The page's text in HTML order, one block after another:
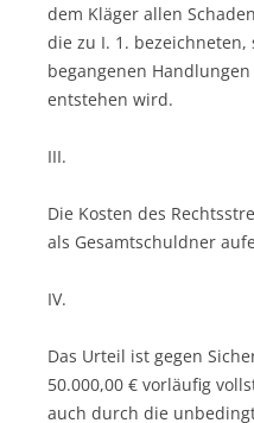
dem Kläger allen
die zu I. 1. bezeichneten,
begangenen
entstehen wird.
III.
Die Kosten des
als Gesamtschuldner
IV.
Das Urteil ist gegen
50.000,00 € vorläufig
auch durch die